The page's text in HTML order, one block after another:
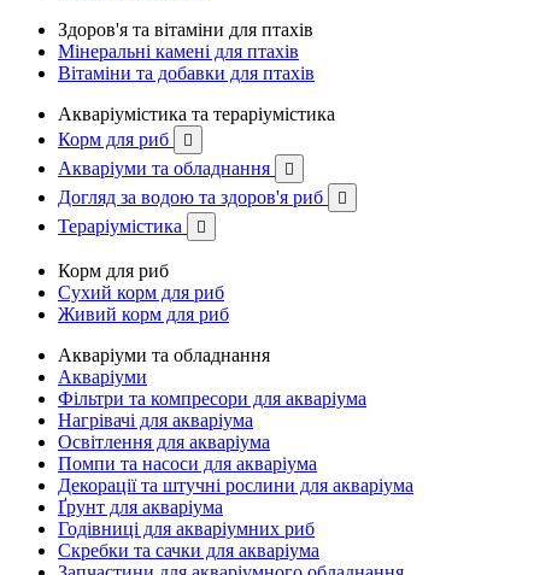
Здоров'я та вітаміни для птахів
Мінеральні камені для птахів
Вітаміни та добавки для птахів
Акваріумістика та тераріумістика
Корм для риб

Акваріуми та обладнання 
Догляд за водою та здоров'я риб 
Тераріумістика 
Корм для риб
Сухий корм для риб
Живий корм для риб
Акваріуми та обладнання
Акваріуми
Фільтри та компресори для акваріума
Нагрівачі для акваріума
Освітлення для акваріума
Помпи та насоси для акваріума
Декорації та штучні рослини для акваріума
Ґрунт для акваріума
Годівниці для акваріумних риб
Скребки та сачки для акваріума